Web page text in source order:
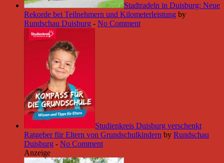
Stadtradeln in Duisburg: Neue
Rekorde bei Teilnehmern und Kilometerleistung by
Rundschau Duisburg - No Comment
Studienkreis Duisburg verschenkt
Ratgeber für Eltern von Grundschulkindern by Rundschau
Duisburg - No Comment
Anzeige